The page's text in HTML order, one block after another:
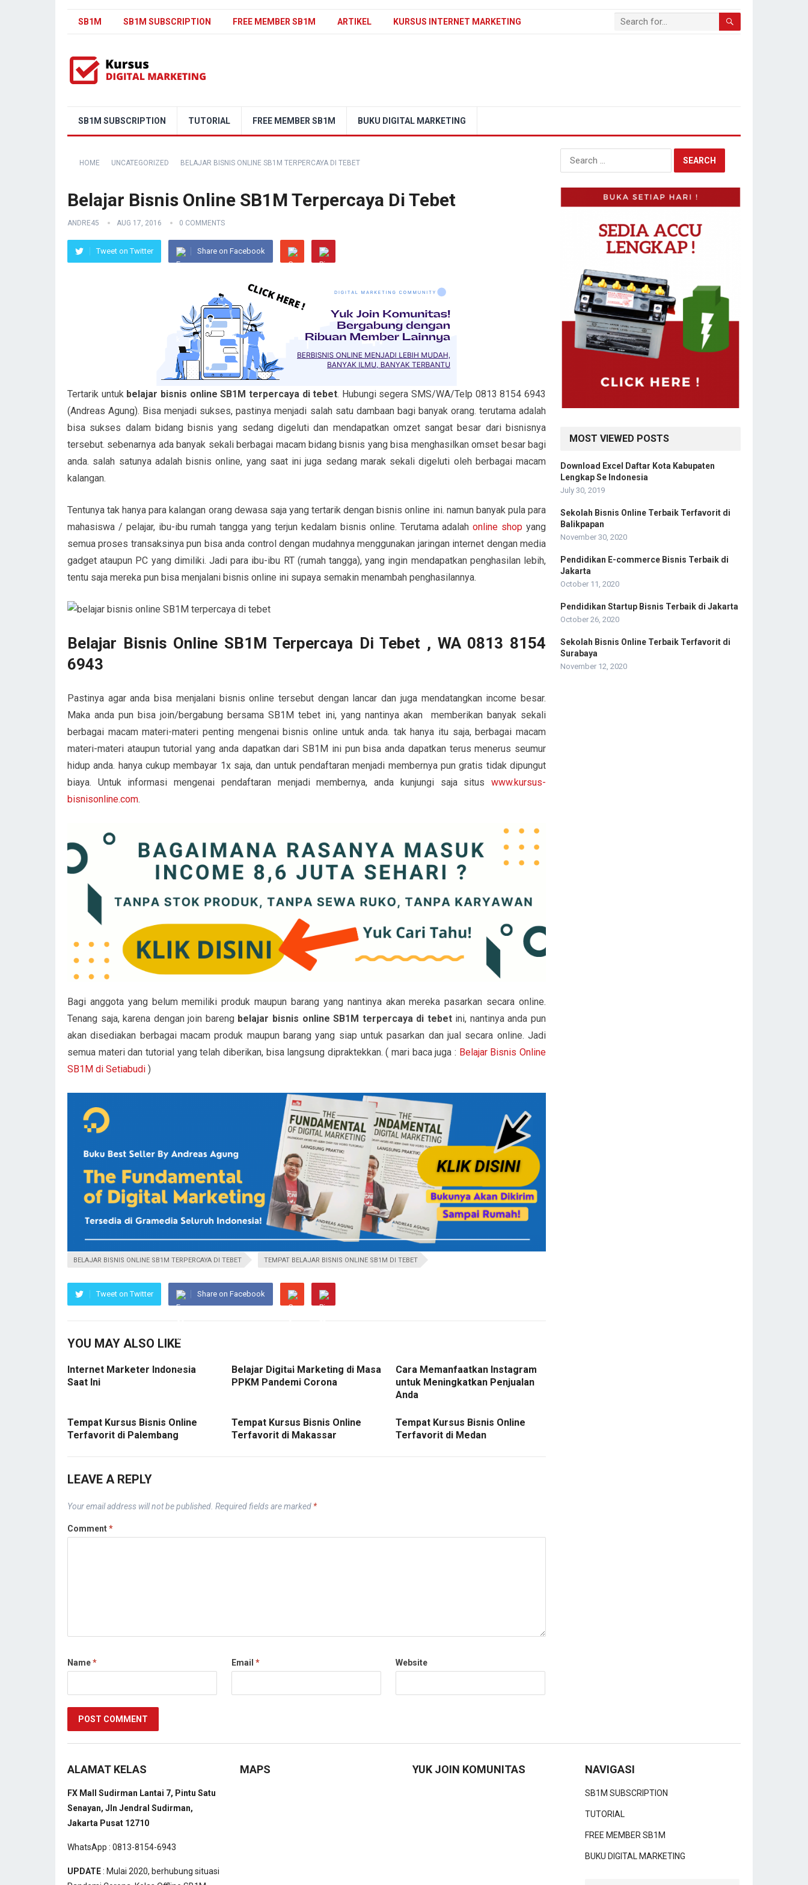
SB1M SB1M SUBSCRIPTION FREE MEMBER SB1M ARTIKEL KURSUS INTERNET MARKETING
SB1M SUBSCRIPTION TUTORIAL FREE MEMBER SB1M BUKU DIGITAL MARKETING
HOME UNCATEGORIZED BELAJAR BISNIS ONLINE SB1M TERPERCAYA DI TEBET
Belajar Bisnis Online SB1M Terpercaya Di Tebet
ANDRE45 AUG 17, 2016 0 COMMENTS
Tweet on Twitter Share on Facebook
Tertarik untuk belajar bisnis online SB1M terpercaya di tebet. Hubungi segera SMS/WA/Telp 0813 8154 6943
(Andreas Agung). Bisa menjadi sukses, pastinya menjadi salah satu dambaan bagi banyak orang. terutama adalah
bisa sukses dalam bidang bisnis yang sedang digeluti dan mendapatkan omzet sangat besar dari bisnisnya
tersebut. sebenarnya ada banyak sekali berbagai macam bidang bisnis yang bisa menghasilkan omset besar bagi
anda. salah satunya adalah bisnis online, yang saat ini juga sedang marak sekali digeluti oleh berbagai macam
kalangan.
Tentunya tak hanya para kalangan orang dewasa saja yang tertarik dengan bisnis online ini. namun banyak pula para
mahasiswa / pelajar, ibu-ibu rumah tangga yang terjun kedalam bisnis online. Terutama adalahonline shop yang
semua proses transaksinya pun bisa anda control dengan mudahnya menggunakan jaringan internet dengan media
gadget ataupun PC yang dimiliki. Jadi para ibu-ibu RT (rumah tangga), yang ingin mendapatkan penghasilan lebih,
tentu saja mereka pun bisa menjalani bisnis online ini supaya semakin menambah penghasilannya.
Belajar Bisnis Online SB1M Terpercaya Di Tebet , WA 0813 8154
6943
Pastinya agar anda bisa menjalani bisnis online tersebut dengan lancar dan juga mendatangkan income besar.
Maka anda pun bisa join/bergabung bersama SB1M tebet ini, yang nantinya akan memberikan banyak sekali
berbagai macam materi-materi penting mengenai bisnis online untuk anda. tak hanya itu saja, berbagai macam
materi-materi ataupun tutorial yang anda dapatkan dari SB1M ini pun bisa anda dapatkan terus menerus seumur
hidup anda. hanya cukup membayar 1x saja, dan untuk pendaftaran menjadi membernya pun gratis tidak dipungut
biaya. Untuk informasi mengenai pendaftaran menjadi membernya, anda kunjungi saja situs www.kursus-
bisnisonline.com.
Bagi anggota yang belum memiliki produk maupun barang yang nantinya akan mereka pasarkan secara online.
Tenang saja, karena dengan join bareng belajar bisnis online SB1M terpercaya di tebetini, nantinya anda pun
akan disediakan berbagai macam produk maupun barang yang siap untuk pasarkan dan jual secara online. Jadi
semua materi dan tutorial yang telah diberikan, bisa langsung dipraktekkan. ( mari baca juga : Belajar Bisnis Online
SB1M di Setiabudi )
BELAJAR BISNIS ONLINE SB1M TERPERCAYA DI TEBET TEMPAT BELAJAR BISNIS ONLINE SB1M DI TEBET
Tweet on Twitter Share on Facebook
YOU MAY ALSO LIKE
Internet Marketer Indonesia
Saat Ini
Belajar Digital Marketing di Masa
PPKM Pandemi Corona
Cara Memanfaatkan Instagram
untuk Meningkatkan Penjualan
Anda
Tempat Kursus Bisnis Online
Terfavorit di Palembang
Tempat Kursus Bisnis Online
Terfavorit di Makassar
Tempat Kursus Bisnis Online
Terfavorit di Medan
LEAVE A REPLY
Your email address will not be published. Required fields are marked *
Comment*
Name* Email * Website
Search
for:
MOST VIEWED POSTS
Download Excel Daftar Kota Kabupaten
Lengkap Se Indonesia
July 30, 2019
Sekolah Bisnis Online Terbaik Terfavorit di
Balikpapan
November 30, 2020
Pendidikan E-commerce Bisnis Terbaik di
Jakarta
October 11, 2020
Pendidikan Startup Bisnis Terbaik di Jakarta
October 26, 2020
Sekolah Bisnis Online Terbaik Terfavorit di
Surabaya
November 12, 2020
ALAMAT KELAS
FX Mall Sudirman Lantai 7, Pintu Satu
Senayan, Jln Jendral Sudirman,
Jakarta Pusat 12710
WhatsApp : 0813-8154-6943
UPDATE: Mulai 2020, berhubung situasi
MAPS YUK JOIN KOMUNITAS NAVIGASI
SB1M SUBSCRIPTION
TUTORIAL
FREE MEMBER SB1M
BUKU DIGITAL MARKETING